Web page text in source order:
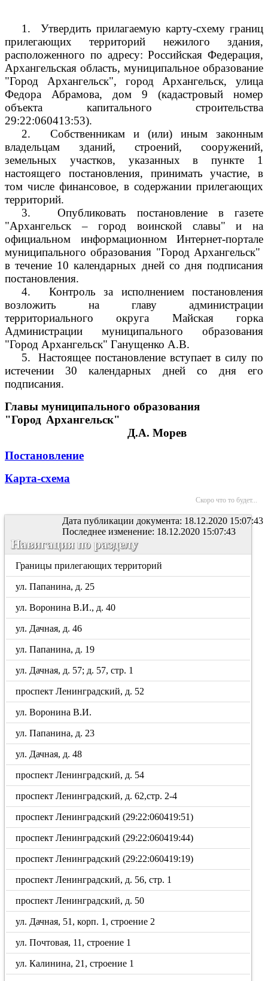
1.
Утвердить прилагаемую карту-схему границ
прилегающих территорий нежилого здания,
расположенного по адресу: Российская Федерация,
Архангельская область, муниципальное образование
"Город Архангельск", город Архангельск, улица
Федора Абрамова, дом 9 (кадастровый номер
объекта капитального строительства
29:22:060413:53).
2.
Собственникам и (или) иным законным
владельцам зданий, строений, сооружений,
земельных участков, указанных в пункте 1
настоящего постановления, принимать участие, в
том числе финансовое, в содержании прилегающих
территорий.
3.
Опубликовать постановление в газете
"Архангельск – город воинской славы" и на
официальном информационном Интернет-портале
муниципального образования "Город Архангельск"
в течение 10 календарных дней со дня подписания
постановления.
4.
Контроль за исполнением постановления
возложить на главу администрации
территориального округа Майская горка
Администрации муниципального образования
"Город Архангельск" Ганущенко А.В.
5.
Настоящее постановление вступает в силу по
истечении 30 календарных дней со дня его
подписания.
Главы муниципального образования
"Город Архангельск"
Д.А. Морев
Постановление
Карта-схема
Скоро что то будет...
Дата публикации документа: 18.12.2020 15:07:43
Последнее изменение: 18.12.2020 15:07:43
Навигация по разделу
Границы прилегающих территорий
ул. Папанина, д. 25
ул. Воронина В.И., д. 40
ул. Дачная, д. 46
ул. Папанина, д. 19
ул. Дачная, д. 57; д. 57, стр. 1
проспект Ленинградский, д. 52
ул. Воронина В.И.
ул. Папанина, д. 23
ул. Дачная, д. 48
проспект Ленинградский, д. 54
проспект Ленинградский, д. 62,стр. 2-4
проспект Ленинградский (29:22:060419:51)
проспект Ленинградский (29:22:060419:44)
проспект Ленинградский (29:22:060419:19)
проспект Ленинградский, д. 56, стр. 1
проспект Ленинградский, д. 50
ул. Дачная, 51, корп. 1, строение 2
ул. Почтовая, 11, строение 1
ул. Калинина, 21, строение 1